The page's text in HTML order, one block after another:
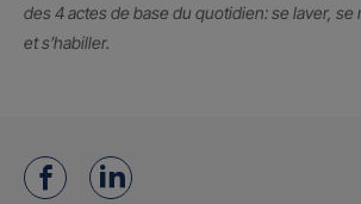
des 4 actes de base du quotidien: se laver,
et s’habiller.